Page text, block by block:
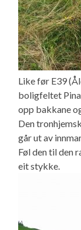
Like før E39
boligfeltet
opp bakkane
Den
går ut av
Føl den til den
eit stykke.